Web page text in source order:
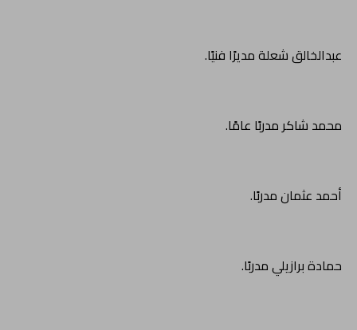
عبدالخالق شعلة مديرًا فنيًا.
محمد شاكر مدربًا عامًا.
أحمد عثمان مدربًا.
حمادة برازيلي مدربًا.